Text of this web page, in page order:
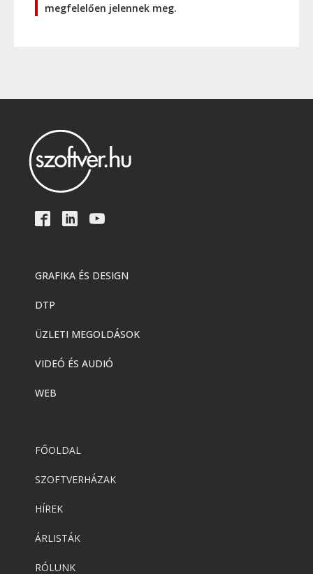
megfelelően jelennek meg.
GRAFIKA ÉS DESIGN
DTP
ÜZLETI MEGOLDÁSOK
VIDEÓ ÉS AUDIÓ
WEB
FŐOLDAL
SZOFTVERHÁZAK
HÍREK
ÁRLISTÁK
RÓLUNK